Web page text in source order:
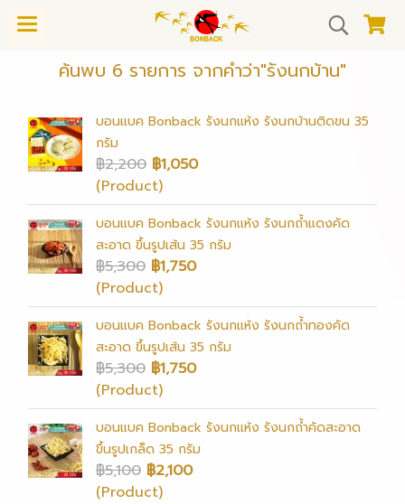
ค้นพบ 6 รายการ จากคำว่า"รังนกบ้าน"
บอนแบค Bonback รังนกแห้ง รังนกบ้านติดขน 35
กรัม
฿2,200 ฿1,050
(Product)
บอนแบค Bonback รังนกแห้ง รังนกถ้ำแดงคัด
สะอาด ขึ้นรูปเส้น 35 กรัม
฿5,300 ฿1,750
(Product)
บอนแบค Bonback รังนกแห้ง รังนกถ้ำทองคัด
สะอาด ขึ้นรูปเส้น 35 กรัม
฿5,300 ฿1,750
(Product)
บอนแบค Bonback รังนกแห้ง รังนกถ้ำคัดสะอาด
ขึ้นรูปเกล็ด 35 กรัม
฿5,100 ฿2,100
(Product)